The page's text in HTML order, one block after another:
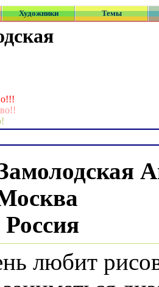
Художники Темы
Россия
любит